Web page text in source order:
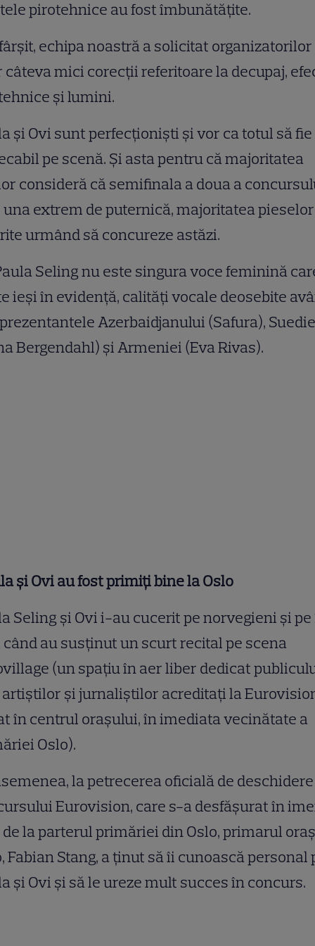
pirotehnice au fost îmbunătăţite.
echipa noastră a solicitat organizatorilor
câteva mici corecţii referitoare la decupaj,
şi lumini.
şi Ovi sunt perfecţionişti şi vor ca totul să fie
pe scenă. Şi asta pentru că majoritatea
consideră că semifinala a doua a
una extrem de puternică, majoritatea pieselor
urmând să concureze astăzi.
Seling nu este singura voce feminină
ieşi în evidenţă, calităţi vocale deosebite
Azerbaidjanului (Safura),
Bergendahl) şi Armeniei (Eva Rivas).
şi Ovi au fost primiţi bine la Oslo
Seling şi Ovi i-au cucerit pe norvegieni şi pe
când au susţinut un scurt recital pe scena
(un spaţiu în aer liber dedicat
artiştilor şi jurnaliştilor acreditaţi la
în centrul oraşului, în imediata vecinătate a
Oslo).
la petrecerea oficială de
Eurovision, care s-a desfăşurat în
de la parterul primăriei din Oslo, primarul
Fabian Stang, a ţinut să îi cunoască personal
şi Ovi şi să le ureze mult succes în concurs.